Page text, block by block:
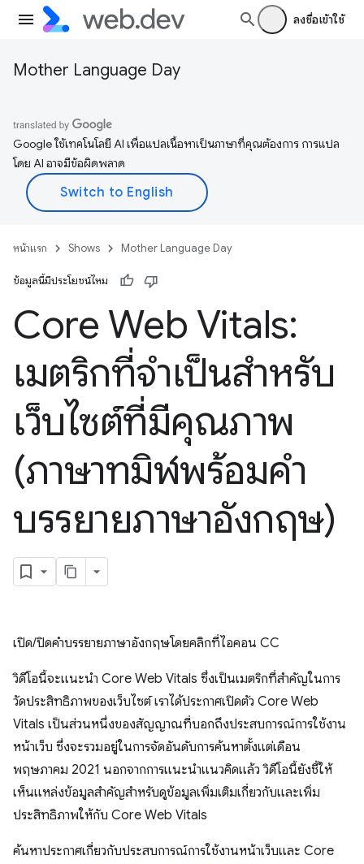
ลงชื่อเข้าใช้
Mother Language Day
Google ใช้เทคโนโลยี AI เพื่อแปลเนื้อหาเป็นภาษาที่คุณต้องการ การแปล
โดย AI อาจมีข้อผิดพลาด
หน้าแรก Shows Mother Language Day
ข้อมูลนี้มีประโยชน์ไหม
Core Web Vitals:
เมตริกที่จำเป็นสำหรับ
เว็บไซต์ที่มีคุณภาพ
(ภาษาทมิฬพร้อมคำ
บรรยายภาษาอังกฤษ)
เปิด/ปิดคำบรรยายภาษาอังกฤษโดยคลิกที่ไอคอน CC
วิดีโอนี้จะแนะนำ Core Web Vitals ซึ่งเป็นเมตริกที่สำคัญในการ
วัดประสิทธิภาพของเว็บไซต์ เราได้ประกาศเปิดตัว Core Web
Vitals เป็นส่วนหนึ่งของสัญญาณที่บอกถึงประสบการณ์การใช้งาน
หน้าเว็บ ซึ่งจะรวมอยู่ในการจัดอันดับการค้นหาตั้งแต่เดือน
พฤษภาคม 2021 นอกจากการแนะนำแนวคิดแล้ว วิดีโอนี้ยังชี้ให้
เห็นแหล่งข้อมูลสำคัญสำหรับดูข้อมูลเพิ่มเติมเกี่ยวกับและเพิ่ม
ประสิทธิภาพให้กับ Core Web Vitals
ค้นหาประกาศเกี่ยวกับประสบการณ์การใช้งานหน้าเว็บและ Core